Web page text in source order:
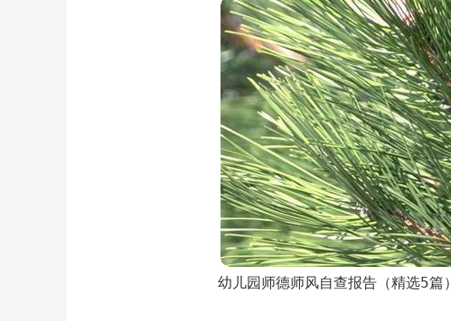
幼儿园师德师风自查报告（精选5篇）